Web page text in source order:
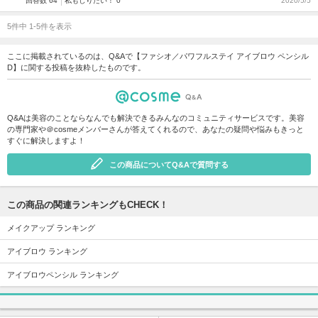
5件中 1-5件を表示
ここに掲載されているのは、Q&Aで【ファシオ／パワフルステイ アイブロウ ペンシル
D】に関する投稿を抜粋したものです。
Q&Aは美容のことならなんでも解決できるみんなのコミュニティサービスです。美容
の専門家や＠cosmeメンバーさんが答えてくれるので、あなたの疑問や悩みもきっと
すぐに解決しますよ！
この商品についてQ&Aで質問する
この商品の関連ランキングもCHECK！
メイクアップ ランキング
アイブロウ ランキング
アイブロウペンシル ランキング